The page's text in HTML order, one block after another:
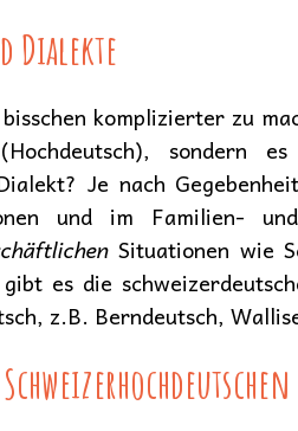
Dialekte
komplizierter zu
sondern
Je nach
und im Familien-
Situationen wie
es die
z.B. Berndeutsch,